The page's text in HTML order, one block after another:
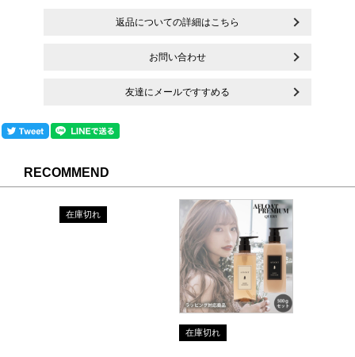
返品についての詳細はこちら
お問い合わせ
友達にメールですすめる
RECOMMEND
在庫切れ
在庫切れ